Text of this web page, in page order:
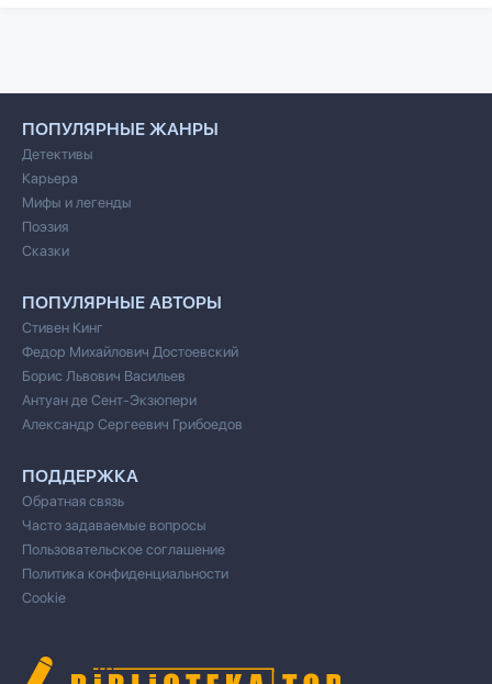
ПОПУЛЯРНЫЕ ЖАНРЫ
Детективы
Карьера
Мифы и легенды
Поэзия
Сказки
ПОПУЛЯРНЫЕ АВТОРЫ
Стивен Кинг
Федор Михайлович Достоевский
Борис Львович Васильев
Антуан де Сент-Экзюпери
Александр Сергеевич Грибоедов
ПОДДЕРЖКА
Обратная связь
Часто задаваемые вопросы
Пользовательское соглашение
Политика конфиденциальности
Cookie